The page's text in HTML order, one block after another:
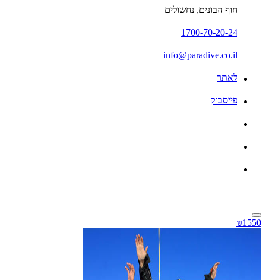
חוף הבונים, נחשולים
1700-70-20-24
info@paradive.co.il
לאתר
פייסבוק
₪1550